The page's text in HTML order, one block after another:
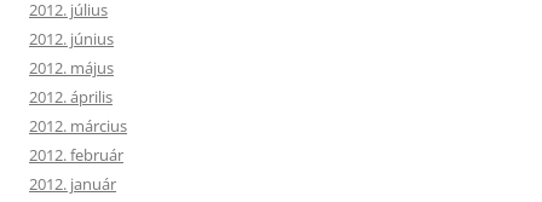
2012. július
2012. június
2012. május
2012. április
2012. március
2012. február
2012. január